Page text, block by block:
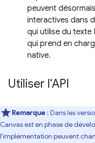
peuvent
interactives dans
qui utilise du texte
qui prend en
native.
Utiliser l'API
Remarque : Dans les
Canvas est en phase de
l'implémentation peuvent